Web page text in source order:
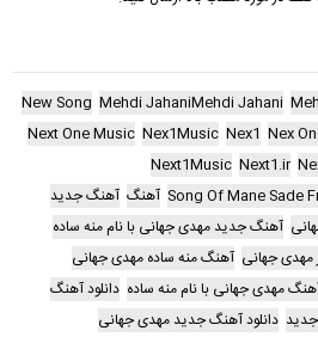
Mehdi JahaniMehdi Jahani
New Song
Nex
Nex1
Nex1Music
Next One Music
Next1.ir
Next1Music
Song Of Mane Sade آهنگ آهنگ جدید
آهنگ جدید مهدی جهانی با نام منه ساده
مهدی جهانی آهنگ منه ساده مهدی جهانی
مهدی جهانی با نام منه ساده دانلود آهنگ
دانلود آهنگ جدید مهدی جهانی